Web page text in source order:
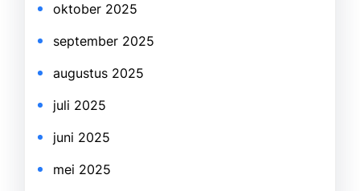
oktober 2025
september 2025
augustus 2025
juli 2025
juni 2025
mei 2025